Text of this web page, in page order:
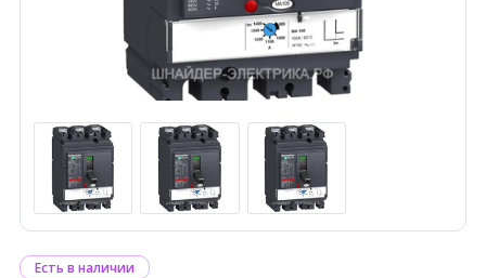
Есть в наличии